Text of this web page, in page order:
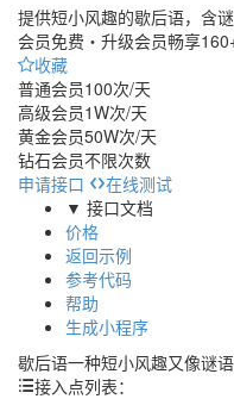
提供短小风趣的歇后语，含
会员免费・ 升级会员畅享
收藏
普通会员100次/天
高级会员1W次/天
黄金会员50W次/天
钻石会员不限次数
申请接口
在线测试
▼ 接口文档
价格
返回示例
参考代码
帮助
生成小程序
歇后语一种短小风趣又像谜语
接入点列表：